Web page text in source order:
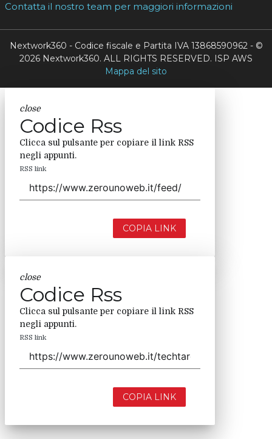
Contatta il nostro team per maggiori informazioni
Nextwork360 - Codice fiscale e Partita IVA 13868590962 - ©
2026 Nextwork360. ALL RIGHTS RESERVED. ISP AWS
Mappa del sito
close
Codice Rss
Clicca sul pulsante per copiare il link RSS
negli appunti.
RSS link
COPIA LINK
close
Codice Rss
Clicca sul pulsante per copiare il link RSS
negli appunti.
RSS link
COPIA LINK